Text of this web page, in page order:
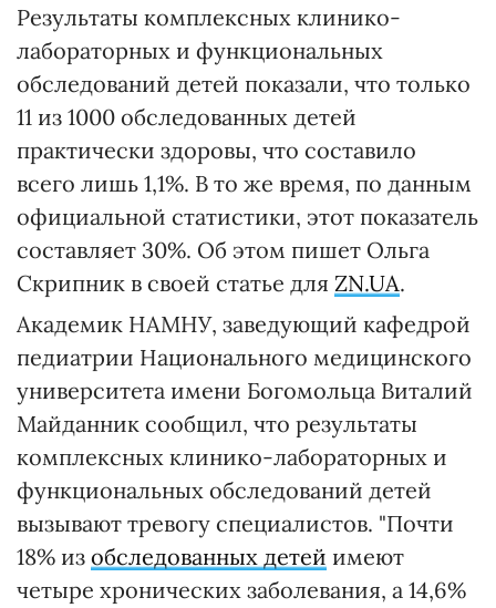
Результаты комплексных клинико-
лабораторных и функциональных
обследований детей показали, что только
11 из 1000 обследованных детей
практически здоровы, что составило
всего лишь 1,1%. В то же время, по данным
официальной статистики, этот показатель
составляет 30%. Об этом пишет Ольга
Скрипник в своей статье для ZN.UA.
Академик НАМНУ, заведующий кафедрой
педиатрии Национального медицинского
университета имени Богомольца Виталий
Майданник сообщил, что результаты
комплексных клинико-лабораторных и
функциональных обследований детей
вызывают тревогу специалистов. "Почти
18% из обследованных детей имеют
четыре хронических заболевания, а 14,6%